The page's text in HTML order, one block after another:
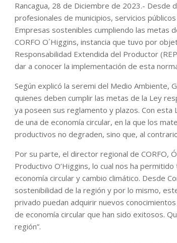
Rancagua, 28 de Diciembre de 2023.-
profesionales de municipios, servicios
Empresas sostenibles cumpliendo las metas
CORFO O´Higgins, instancia que tuvo por
Responsabilidad Extendida del Productor
dar a conocer la implementación de esta
Según explicó la seremi del Medio Ambiente,
quienes deben cumplir las metas de la Ley
ya poseen sus reglamento y plazos. Con
de una de economía circular, en la que los
productivos no degraden, sino que, al
Por su parte, el director regional de CORFO,
Productivo O’Higgins, lo cual nos ha
economía circular y cambio climático. Desde
sostenibilidad de la región y por lo mismo,
privado puedan adquirir nuevos
de economía circular que han sido exitosos.
región”.